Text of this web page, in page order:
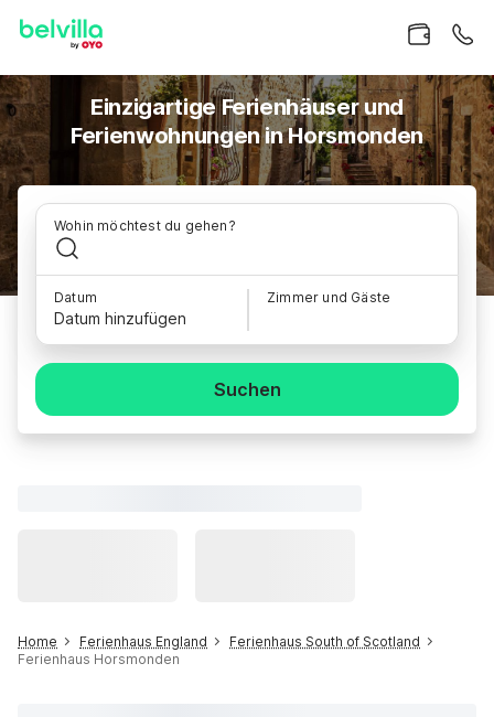
Einzigartige Ferienhäuser und
Ferienwohnungen in Horsmonden
Wohin möchtest du gehen?
Datum
Datum hinzufügen
Zimmer und Gäste
Suchen
Home Ferienhaus England
Ferienhaus South of Scotland
Ferienhaus Horsmonden